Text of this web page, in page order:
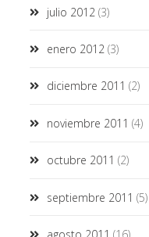
julio 2012 (3)
enero 2012 (3)
diciembre 2011 (2)
noviembre 2011 (4)
octubre 2011 (2)
septiembre 2011 (5)